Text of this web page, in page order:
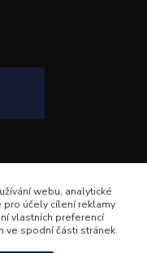
webu, analytické
pro účely cílení reklamy
vlastních preferencí
ve spodní části stránek.